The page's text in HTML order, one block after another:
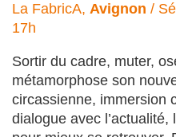
La FabricA, Avignon /
17h
Sortir du cadre, muter,
métamorphose son
circassienne, immersion
dialogue avec l’actualité,